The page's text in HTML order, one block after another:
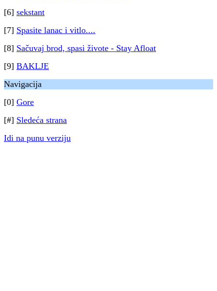
[6] sekstant
[7] Spasite lanac i vitlo....
[8] Sačuvaj brod, spasi živote - Stay Afloat
[9] BAKLJE
Navigacija
[0] Gore
[#] Sledeća strana
Idi na punu verziju